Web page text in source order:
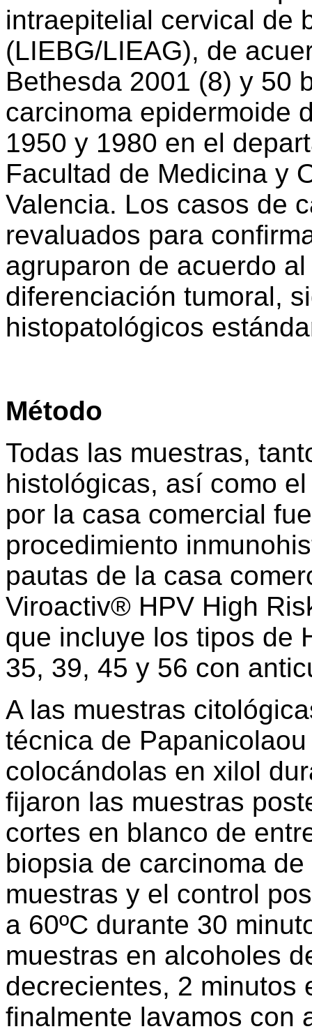
intraepitelial cervical de
(LIEBG/LIEAG), de
Bethesda 2001 (8) y 50
carcinoma epidermoide
1950 y 1980 en el
Facultad de Medicina y
Valencia. Los casos de
revaluados para
agruparon de acuerdo
diferenciación tumoral,
histopatológicos
Método
Todas las muestras,
histológicas, así como
por la casa comercial
procedimiento
pautas de la casa
Viroactiv® HPV High
que incluye los tipos de
35, 39, 45 y 56 con
A las muestras
técnica de
colocándolas en xilol
fijaron las muestras
cortes en blanco de
biopsia de carcinoma
muestras y el control
a 60ºC durante 30
muestras en alcoholes
decrecientes, 2 minutos
finalmente lavamos con